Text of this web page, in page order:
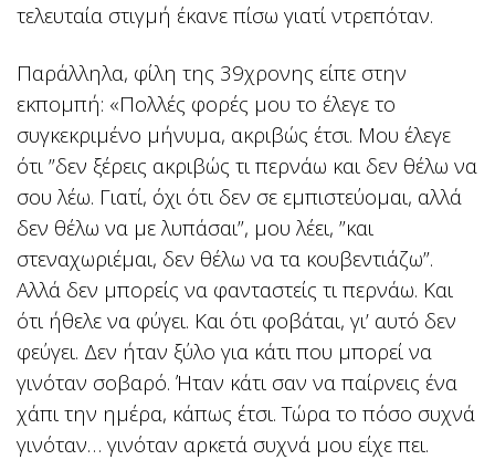
τελευταία στιγμή έκανε πίσω γιατί ντρεπόταν.
Παράλληλα, φίλη της 39χρονης είπε στην
εκπομπή: «Πολλές φορές μου το έλεγε το
συγκεκριμένο μήνυμα, ακριβώς έτσι. Μου έλεγε
ότι ”δεν ξέρεις ακριβώς τι περνάω και δεν θέλω να
σου λέω. Γιατί, όχι ότι δεν σε εμπιστεύομαι, αλλά
δεν θέλω να με λυπάσαι”, μου λέει, ”και
στεναχωριέμαι, δεν θέλω να τα κουβεντιάζω”.
Αλλά δεν μπορείς να φανταστείς τι περνάω. Και
ότι ήθελε να φύγει. Και ότι φοβάται, γι’ αυτό δεν
φεύγει. Δεν ήταν ξύλο για κάτι που μπορεί να
γινόταν σοβαρό. Ήταν κάτι σαν να παίρνεις ένα
χάπι την ημέρα, κάπως έτσι. Τώρα το πόσο συχνά
γινόταν… γινόταν αρκετά συχνά μου είχε πει.